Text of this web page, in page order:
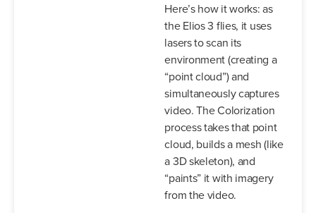
Here’s how it works: as
the Elios 3 flies, it uses
lasers to scan its
environment (creating a
“point cloud”) and
simultaneously captures
video. The Colorization
process takes that point
cloud, builds a mesh (like
a 3D skeleton), and
“paints” it with imagery
from the video.